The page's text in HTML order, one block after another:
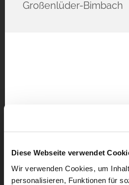
Diese Webseite verwendet
Wir verwenden Cookies, um
personalisieren, Funktionen für
Großenlüder-Bimbach